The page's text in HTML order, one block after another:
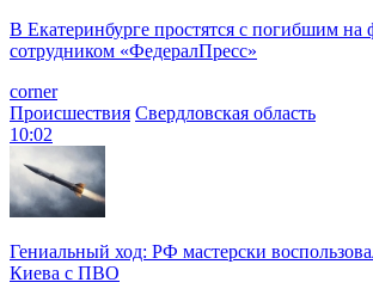
В Екатеринбурге простятся с погибшим на
сотрудником «ФедералПресс»
corner
Происшествия Свердловская область
10:02
Гениальный ход: РФ мастерски
Киева с ПВО